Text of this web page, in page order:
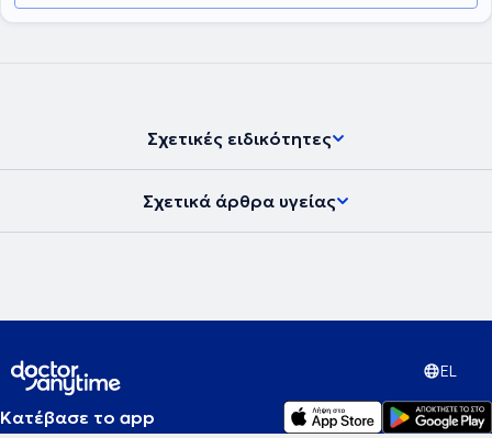
Σχετικές ειδικότητες
Σχετικά άρθρα υγείας
EL
Κατέβασε το app